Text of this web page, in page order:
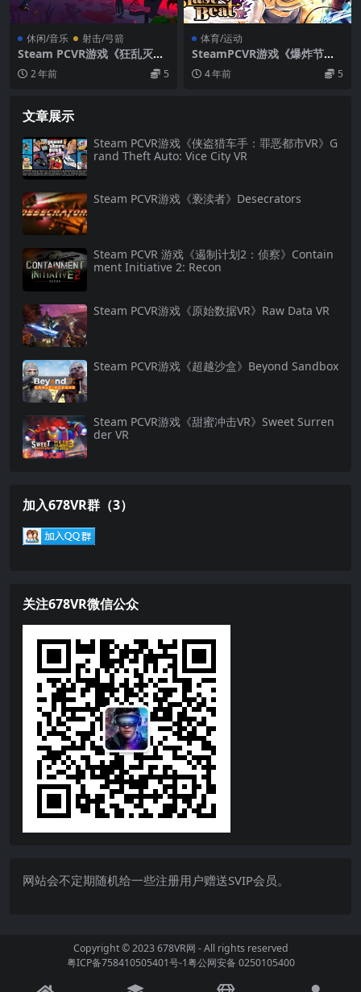
休闲/音乐 射击/弓箭
Steam PCVR游戏《狂乱灭
绝》Frenzy Extinction
2 年前 5
体育/运动
SteamPCVR游戏《爆炸节
拍》_Blast Beat
4 年前 5
文章展示
Steam PCVR游戏《侠盗猎车手：罪恶都市VR》G
rand Theft Auto: Vice City VR
Steam PCVR游戏《亵渎者》Desecrators
Steam PCVR 游戏《遏制计划2：侦察》Contain
ment Initiative 2: Recon
Steam PCVR游戏《原始数据VR》Raw Data VR
Steam PCVR游戏《超越沙盒》Beyond Sandbox
Steam PCVR游戏《甜蜜冲击VR》Sweet Surren
der VR
加入678VR群（3）
关注678VR微信公众
网站会不定期随机给一些注册用户赠送SVIP会员。
Copyright © 2023678VR网 - All rights reserved
粤ICP备758410505401号-1粤公网安备 0250105400